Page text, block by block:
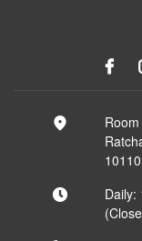
Daily: